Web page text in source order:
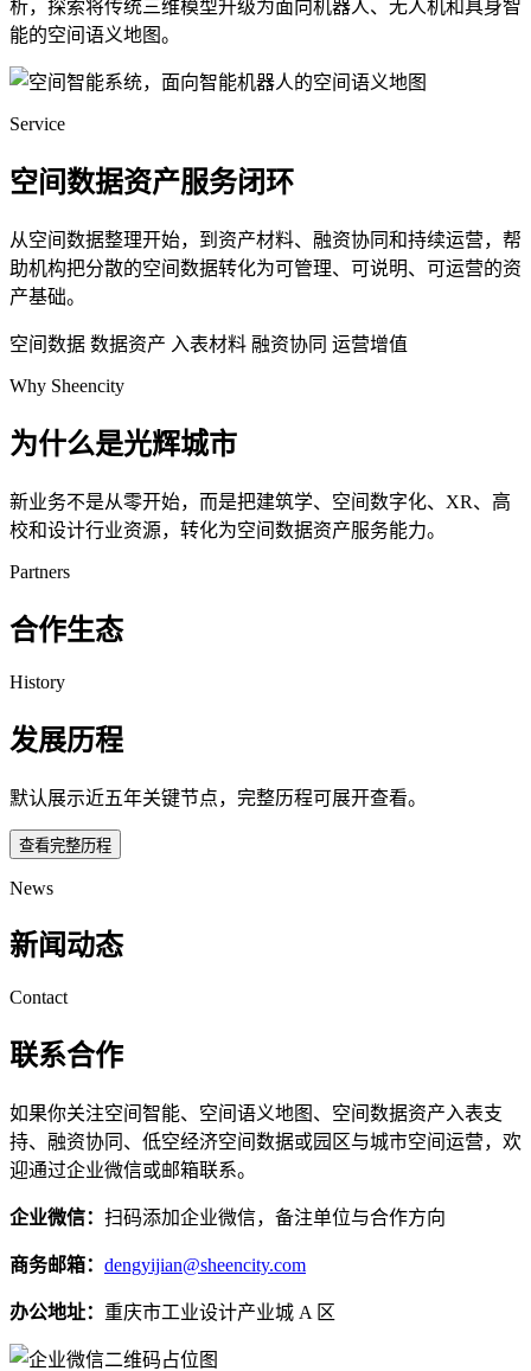
析，探索将传统三维模型升级为面向机器人、无人机和具身智
能的空间语义地图。
Service
空间数据资产服务闭环
从空间数据整理开始，到资产材料、融资协同和持续运营，帮
助机构把分散的空间数据转化为可管理、可说明、可运营的资
产基础。
空间数据 数据资产 入表材料 融资协同 运营增值
Why Sheencity
为什么是光辉城市
新业务不是从零开始，而是把建筑学、空间数字化、XR、高
校和设计行业资源，转化为空间数据资产服务能力。
Partners
合作生态
History
发展历程
默认展示近五年关键节点，完整历程可展开查看。
查看完整历程
News
新闻动态
Contact
联系合作
如果你关注空间智能、空间语义地图、空间数据资产入表支
持、融资协同、低空经济空间数据或园区与城市空间运营，欢
迎通过企业微信或邮箱联系。
企业微信： 扫码添加企业微信，备注单位与合作方向
商务邮箱： dengyijian@sheencity.com
办公地址： 重庆市工业设计产业城 A 区